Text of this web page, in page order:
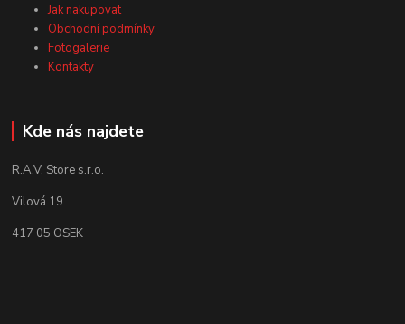
Jak nakupovat
Obchodní podmínky
Fotogalerie
Kontakty
Kde nás najdete
R.A.V. Store s.r.o.
Vilová 19
417 05 OSEK